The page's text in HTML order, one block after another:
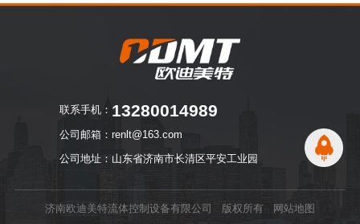
联系手机： 13280014989
公司邮箱：renlt@163.com
公司地址：山东省济南市长清区平安工业园
济南欧迪美特流体控制设备有限公司 版权所有 网站地图